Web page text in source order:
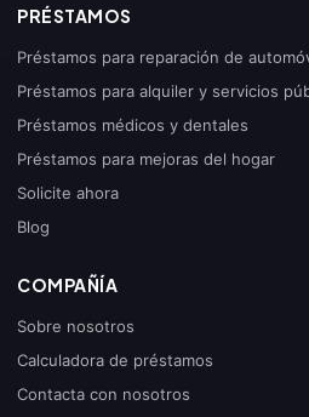
PRÉSTAMOS
Préstamos para reparación de
Préstamos para alquiler y servicios
Préstamos médicos y dentales
Préstamos para mejoras del hogar
Solicite ahora
Blog
COMPAÑÍA
Sobre nosotros
Calculadora de préstamos
Contacta con nosotros